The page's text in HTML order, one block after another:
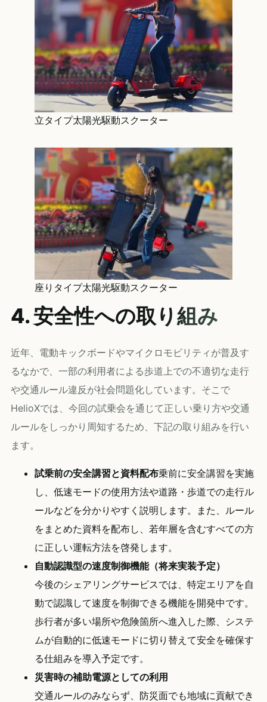
立タイプ太陽光駆動スクーター
座りタイプ太陽光駆動スクーター
4. 安全性への取り組み
近年、電動キックボードやマイクロモビリティが普及す
るなかで、一部の利用者による歩道上での不適切な走行
や交通ルール違反が社会問題化しています。そこで
HelioXでは、今回の試乗会を通じて正しい乗り方や交通
ルールをしっかり周知するため、下記の取り組みを行い
ます。
試乗前の安全講習と資料配布乗前に安全講習を実施
し、低速モードの使用方法や道路・歩道での走行ル
ールなどを分かりやすく説明します。また、ルール
をまとめた資料を配布し、若年層を含むすべての方
に正しい運転方法を啓発します。
自動認識型の速度制御機能（将来実装予定）
今後のシェアリングサービスでは、特定エリアを自
動で認識して速度を制御できる機能を開発中です。
歩行者が多い場所や危険箇所へ進入した際、システ
ムが自動的に低速モードに切り替えて安全を確保す
る仕組みを導入予定です。
災害時の補助電源としての利用
交通ルールのみならず、防災面でも地域に貢献でき